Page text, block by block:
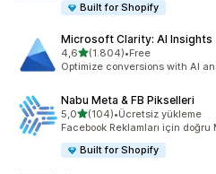
Built for Shopify
Microsoft Clarity: AI Insights
4,65 yıldız üzerinden
(1.804)
toplam 1804 değerlendirme
•Free
Optimize conversions with AI
Nabu Meta & FB Pikselleri
5,05 yıldız üzerinden
(104)
toplam 104 değerlendirme
•Ücretsiz yükleme
Facebook Reklamları için doğru
Built for Shopify